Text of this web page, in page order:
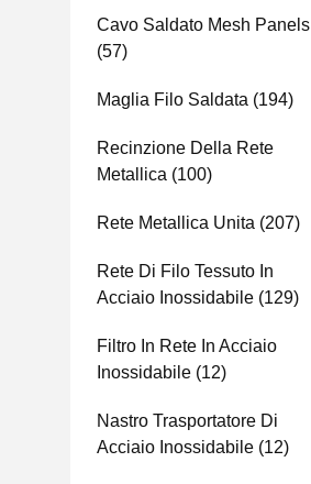
Cavo Saldato Mesh Panels
(57)
Maglia Filo Saldata (194)
Recinzione Della Rete
Metallica (100)
Rete Metallica Unita (207)
Rete Di Filo Tessuto In
Acciaio Inossidabile (129)
Filtro In Rete In Acciaio
Inossidabile (12)
Nastro Trasportatore Di
Acciaio Inossidabile (12)